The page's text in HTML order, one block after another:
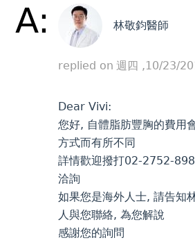
A: 林敬鈞醫師
replied on 週四 ,10/23/
Dear Vivi:
您好, 自體脂肪豐胸的費用
方式而有所不同
詳情歡迎撥打02-2752-
洽詢
如果您是海外人士, 請告知
人與您聯絡, 為您解說
感謝您的詢問